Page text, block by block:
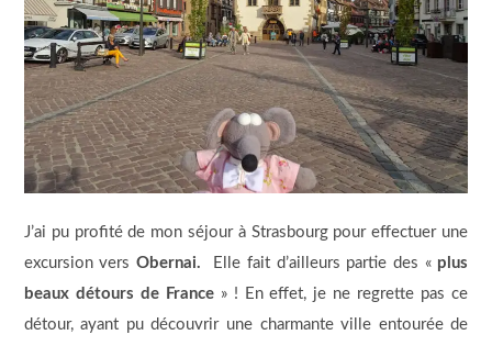
J’ai pu profité de mon séjour à Strasbourg pour effectuer une
excursion versObernai. Elle fait d’ailleurs partie des « plus
beaux détours de France» ! En effet, je ne regrette pas ce
détour, ayant pu découvrir une charmante ville entourée de